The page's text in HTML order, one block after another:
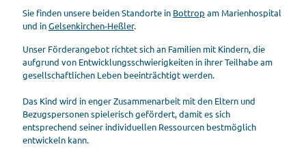
Sie finden unsere beiden Standorte in Bottrop am Marienhospital
und inGelsenkirchen-Heßler.
Unser Förderangebot richtet sich an Familien mit Kindern, die
aufgrund von Entwicklungsschwierigkeiten in ihrer Teilhabe am
gesellschaftlichen Leben beeinträchtigt werden.
Das Kind wird in enger Zusammenarbeit mit den Eltern und
Bezugspersonen spielerisch gefördert, damit es sich
entsprechend seiner individuellen Ressourcen bestmöglich
entwickeln kann.